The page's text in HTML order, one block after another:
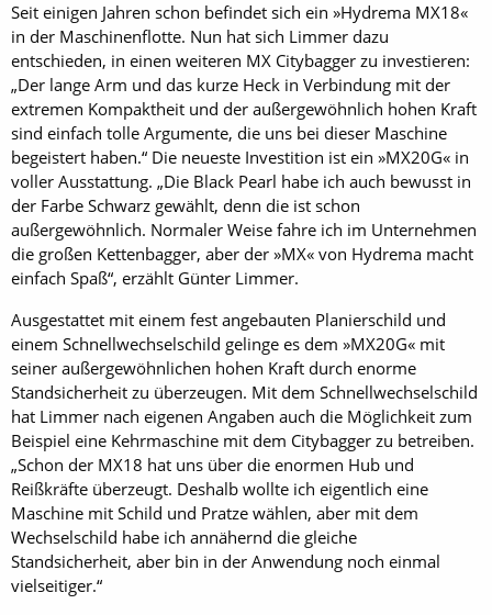
Seit einigen Jahren schon befindet sich ein »Hydrema MX18«
in der Maschinenflotte. Nun hat sich Limmer dazu
entschieden, in einen weiteren MX Citybagger zu investieren:
„Der lange Arm und das kurze Heck in Verbindung mit der
extremen Kompaktheit und der außergewöhnlich hohen Kraft
sind einfach tolle Argumente, die uns bei dieser Maschine
begeistert haben.“ Die neueste Investition ist ein »MX20G« in
voller Ausstattung. „Die Black Pearl habe ich auch bewusst in
der Farbe Schwarz gewählt, denn die ist schon
außergewöhnlich. Normaler Weise fahre ich im Unternehmen
die großen Kettenbagger, aber der »MX« von Hydrema macht
einfach Spaß“, erzählt Günter Limmer.
Ausgestattet mit einem fest angebauten Planierschild und
einem Schnellwechselschild gelinge es dem »MX20G« mit
seiner außergewöhnlichen hohen Kraft durch enorme
Standsicherheit zu überzeugen. Mit dem Schnellwechselschild
hat Limmer nach eigenen Angaben auch die Möglichkeit zum
Beispiel eine Kehrmaschine mit dem Citybagger zu betreiben.
„Schon der MX18 hat uns über die enormen Hub und
Reißkräfte überzeugt. Deshalb wollte ich eigentlich eine
Maschine mit Schild und Pratze wählen, aber mit dem
Wechselschild habe ich annähernd die gleiche
Standsicherheit, aber bin in der Anwendung noch einmal
vielseitiger.“